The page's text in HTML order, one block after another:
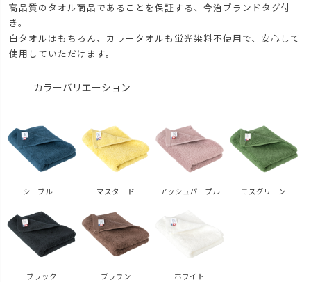
高品質のタオル商品であることを保証する、今治ブランドタグ付
き。
白タオルはもちろん、カラータオルも蛍光染料不使用で、安心して
使用していただけます。
カラーバリエーション
シーブルー マスタード アッシュパープル モスグリーン
ブラック ブラウン ホワイト